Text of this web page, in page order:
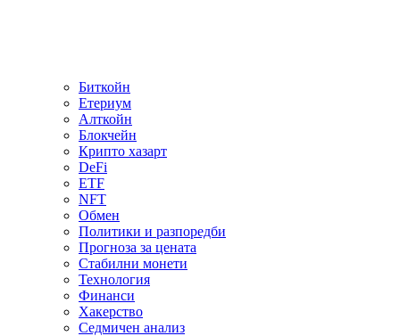
Биткойн
Етериум
Алткойн
Блокчейн
Крипто хазарт
DeFi
ETF
NFT
Обмен
Политики и разпоредби
Прогноза за цената
Стабилни монети
Технология
Финанси
Хакерство
Седмичен анализ